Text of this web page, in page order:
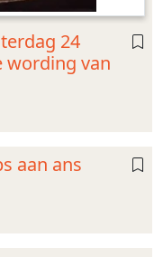
24
wording van
aan ans